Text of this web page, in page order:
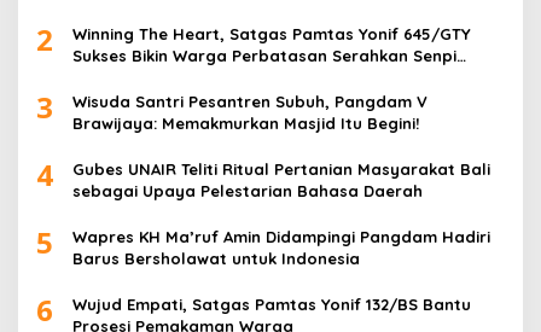
2
Winning The Heart, Satgas Pamtas Yonif 645/GTY
Sukses Bikin Warga Perbatasan Serahkan Senpi
3
Wisuda Santri Pesantren Subuh, Pangdam V
Brawijaya: Memakmurkan Masjid Itu Begini!
4
Gubes UNAIR Teliti Ritual Pertanian Masyarakat Bali
sebagai Upaya Pelestarian Bahasa Daerah
5
Wapres KH Ma’ruf Amin Didampingi Pangdam Hadiri
Barus Bersholawat untuk Indonesia
6
Wujud Empati, Satgas Pamtas Yonif 132/BS Bantu
Prosesi Pemakaman Warga